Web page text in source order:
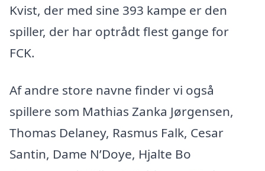
Kvist, der med sine 393 kampe er den
spiller, der har optrådt flest gange for
FCK.
Af andre store navne finder vi også
spillere som Mathias Zanka Jørgensen,
Thomas Delaney, Rasmus Falk, Cesar
Santin, Dame N’Doye, Hjalte Bo